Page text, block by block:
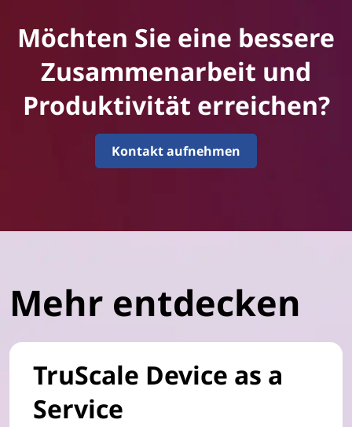
Möchten Sie eine bessere
Zusammenarbeit und
Produktivität erreichen?
Kontakt aufnehmen
Mehr entdecken
TruScale Device as a
Service